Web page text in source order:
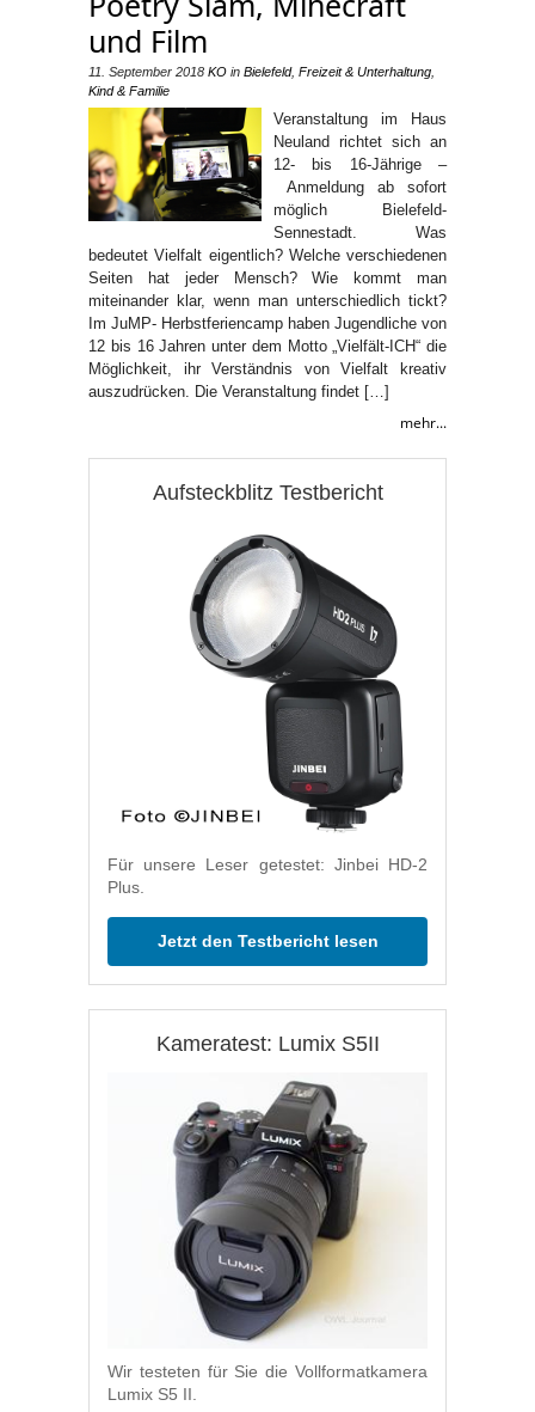
und Film
11. September 2018 KO in Bielefeld, Freizeit & Unterhaltung
Kind & Familie
Veranstaltung im Haus
Neuland richtet sich an
12- bis 16-Jährige –
Anmeldung ab sofort
möglich Bielefeld-
Sennestadt. Was
bedeutet Vielfalt eigentlich? Welche verschiedenen
Seiten hat jeder Mensch? Wie kommt man
miteinander klar, wenn man unterschiedlich tickt?
Im JuMP- Herbstferiencamp haben Jugendliche von
12 bis 16 Jahren unter dem Motto „Vielfält-ICH“ die
Möglichkeit, ihr Verständnis von Vielfalt kreativ
auszudrücken. Die Veranstaltung findet […]
mehr...
Aufsteckblitz Testbericht
Für unsere Leser getestet: Jinbei HD-2
Plus.
Jetzt den Testbericht lesen
Kameratest: Lumix S5II
Wir testeten für Sie die Vollformatkamera
Lumix S5 II.